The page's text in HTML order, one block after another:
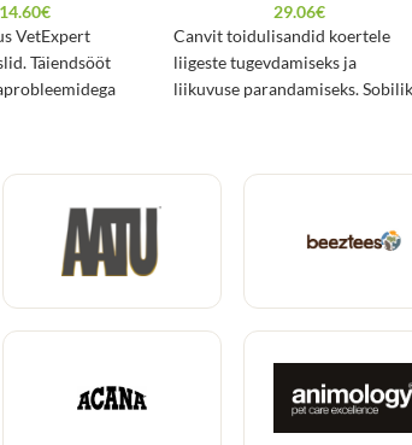
14.60€
VetExpert
Täiendsööt
ja
29.06€
Canvit toidulisandid koertele
liigeste tugevdamiseks ja
liikuvuse parandamiseks. Sobilik